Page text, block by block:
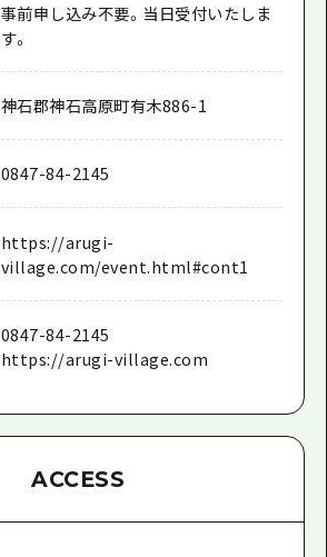
事前申し込み不要。当日受付いたしま
す。
神石郡神石高原町有木886-1
0847-84-2145
https://arugi-
village.com/event.html#cont1
0847-84-2145
https://arugi-village.com
ACCESS